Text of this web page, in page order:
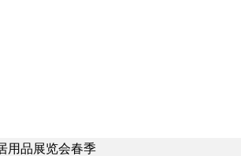
用品展览会春季